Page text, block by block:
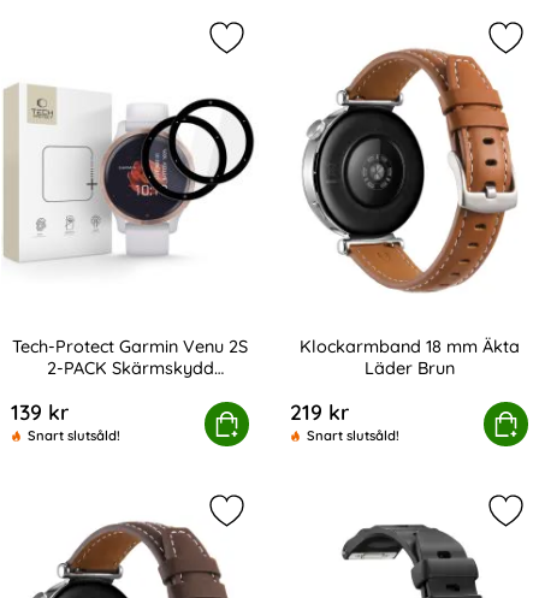
Tech-Protect Garmin Venu 2S
2-PACK Skärmskydd
139 kr
Snart slutsåld!
Köp
Garmin Venu 2S 2-PACK Skärmskydd GlassFlex+
Markera tech-Protect Garmin
Klockarmband 18 mm Äkta
Läder Brun
219 kr
Snart slutsåld!
Köp
Klockarmband 18 mm
Markera klockarmband 18 mm